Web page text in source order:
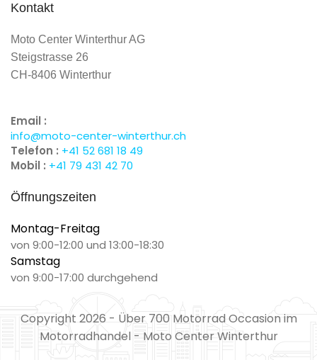
Kontakt
Moto Center Winterthur AG
Steigstrasse 26
CH-8406 Winterthur
Email :
info@moto-center-winterthur.ch
Telefon : +41 52 681 18 49
Mobil : +41 79 431 42 70
Öffnungszeiten
Montag-Freitag
von 9:00-12:00 und 13:00-18:30
Samstag
von 9:00-17:00 durchgehend
Copyright 2026 - Über 700 Motorrad Occasion im
Motorradhandel - Moto Center Winterthur